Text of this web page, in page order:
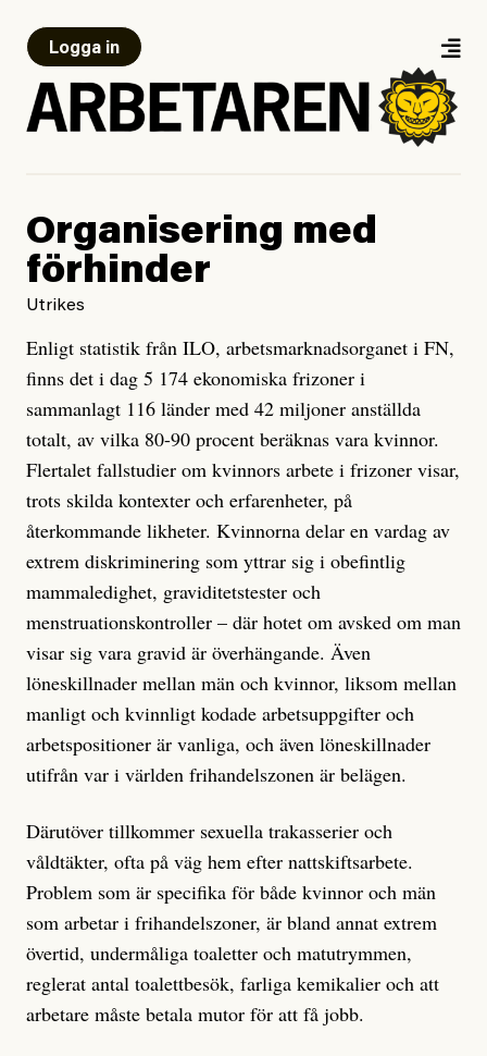
Logga in
Organisering med
förhinder
Utrikes
Enligt statistik från ILO, arbetsmarknadsorganet i FN,
finns det i dag 5 174 ekonomiska frizoner i
sammanlagt 116 länder med 42 miljoner anställda
totalt, av vilka 80-90 procent beräknas vara kvinnor.
Flertalet fallstudier om kvinnors arbete i frizoner visar,
trots skilda kontexter och erfarenheter, på
återkommande likheter. Kvinnorna delar en vardag av
extrem diskriminering som yttrar sig i obefintlig
mammaledighet, graviditetstester och
menstruationskontroller – där hotet om avsked om man
visar sig vara gravid är överhängande. Även
löneskillnader mellan män och kvinnor, liksom mellan
manligt och kvinnligt kodade arbetsuppgifter och
arbetspositioner är vanliga, och även löneskillnader
utifrån var i världen frihandelszonen är belägen.
Därutöver tillkommer sexuella trakasserier och
våldtäkter, ofta på väg hem efter nattskiftsarbete.
Problem som är specifika för både kvinnor och män
som arbetar i frihandelszoner, är bland annat extrem
övertid, undermåliga toaletter och matutrymmen,
reglerat antal toalettbesök, farliga kemikalier och att
arbetare måste betala mutor för att få jobb.